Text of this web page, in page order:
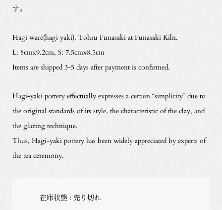
す。
Hagi ware(hagi yaki). Tohru Funasaki at Funasaki Kiln.
L: 8cmx9.2cm, S: 7.5cmx8.5cm
Items are shipped 3-5 days after payment is confirmed.
Hagi-yaki pottery effectually expresses a certain “simplicity” due to
the original standards of its style, the characteristic of the clay, and
the glazing technique.
Thus, Hagi-yaki pottery has been widely appreciated by experts of
the tea ceremony.
在庫状態 : 売り切れ